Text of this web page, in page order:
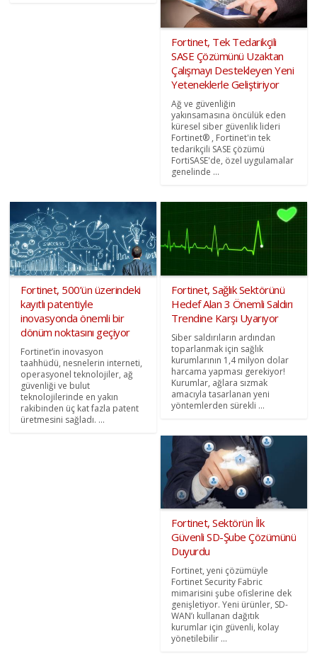
Fortinet, Tek Tedarikçili
SASE Çözümünü Uzaktan
Çalışmayı Destekleyen Yeni
Yeteneklerle Geliştiriyor
Ağ ve güvenliğin
yakınsamasına öncülük eden
küresel siber güvenlik lideri
Fortinet® , Fortinet'in tek
tedarikçili SASE çözümü
FortiSASE'de, özel uygulamalar
genelinde ...
Fortinet, 500’ün üzerindeki
kayıtlı patentiyle
inovasyonda önemli bir
dönüm noktasını geçiyor
Fortinet’in inovasyon
taahhüdü, nesnelerin interneti,
operasyonel teknolojiler, ağ
güvenliği ve bulut
teknolojilerinde en yakın
rakibinden üç kat fazla patent
üretmesini sağladı. ...
Fortinet, Sağlık Sektörünü
Hedef Alan 3 Önemli Saldırı
Trendine Karşı Uyarıyor
Siber saldırıların ardından
toparlanmak için sağlık
kurumlarının 1,4 milyon dolar
harcama yapması gerekiyor!
Kurumlar, ağlara sızmak
amacıyla tasarlanan yeni
yöntemlerden sürekli ...
Fortinet, Sektörün İlk
Güvenli SD-Şube Çözümünü
Duyurdu
Fortinet, yeni çözümüyle
Fortinet Security Fabric
mimarisini şube ofislerine dek
genişletiyor. Yeni ürünler, SD-
WAN’ı kullanan dağıtık
kurumlar için güvenli, kolay
yönetilebilir ...